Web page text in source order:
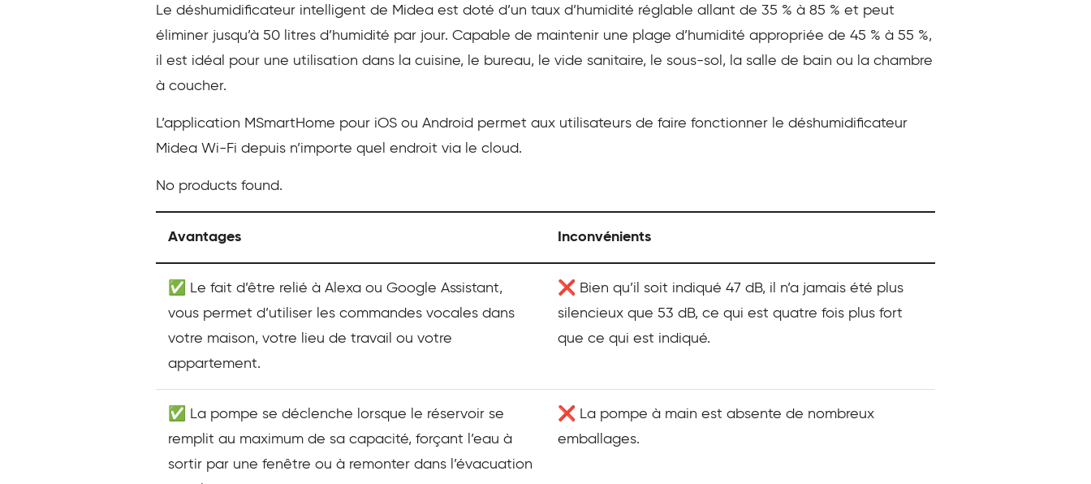
Le déshumidificateur intelligent de Midea est doté d’un taux d’humidité réglable allant de 35 % à 85 % et peut
éliminer jusqu’à 50 litres d’humidité par jour. Capable de maintenir une plage d’humidité appropriée de 45 % à 55 %,
il est idéal pour une utilisation dans la cuisine, le bureau, le vide sanitaire, le sous-sol, la salle de bain ou la chambre
à coucher.
L’application MSmartHome pour iOS ou Android permet aux utilisateurs de faire fonctionner le déshumidificateur
Midea Wi-Fi depuis n’importe quel endroit via le cloud.
No products found.
Avantages Inconvénients
✅ Le fait d’être relié à Alexa ou Google Assistant,
vous permet d’utiliser les commandes vocales dans
votre maison, votre lieu de travail ou votre
appartement.
❌ Bien qu’il soit indiqué 47 dB, il n’a jamais été plus
silencieux que 53 dB, ce qui est quatre fois plus fort
que ce qui est indiqué.
✅ La pompe se déclenche lorsque le réservoir se
remplit au maximum de sa capacité, forçant l’eau à
sortir par une fenêtre ou à remonter dans l’évacuation
❌ La pompe à main est absente de nombreux
emballages.